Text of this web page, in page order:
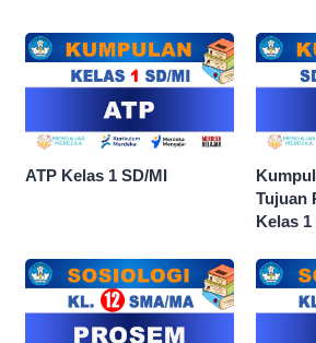
ATP Kelas 1 SD/MI
Tujuan
Kelas